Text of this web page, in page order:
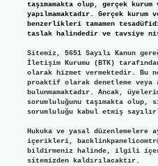
taşımamakta olup, gerçek
yapılmamaktadır. Gerçek
benzerlikleri tamamen
taslak halindedir ve tavsiye
Sitemiz, 5651 Sayılı Kanun
İletişim Kurumu (BTK)
olarak hizmet vermektedir.
proaktif olarak denetleme veya
bulunmamaktadır. Ancak,
sorumluluğunu taşımakta olup,
sorumluluğu kabul etmiş
Hukuka ve yasal düzenlemelere
içerikleri,
bildirmeniz halinde, ilgili
sitemizden kaldırılacaktır.